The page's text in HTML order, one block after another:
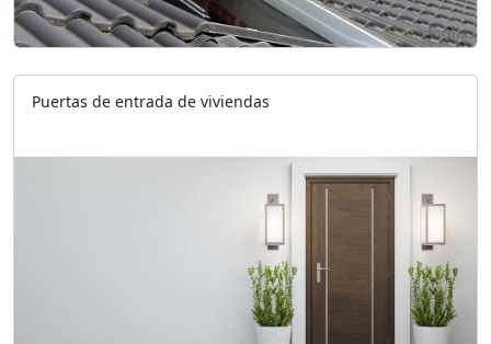
Puertas de entrada de viviendas